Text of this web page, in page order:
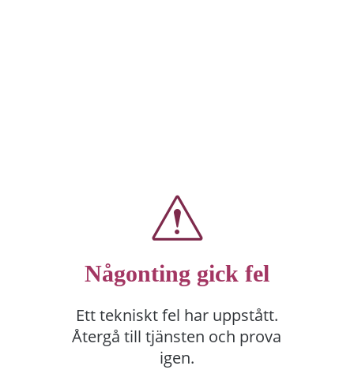
Någonting gick fel
Ett tekniskt fel har uppstått.
Återgå till tjänsten och prova
igen.